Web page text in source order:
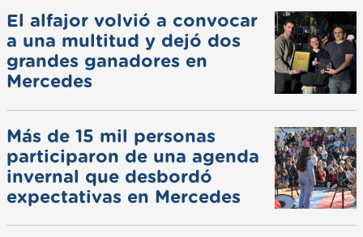
El alfajor volvió a convocar
a una multitud y dejó dos
grandes ganadores en
Mercedes
Más de 15 mil personas
participaron de una agenda
invernal que desbordó
expectativas en Mercedes